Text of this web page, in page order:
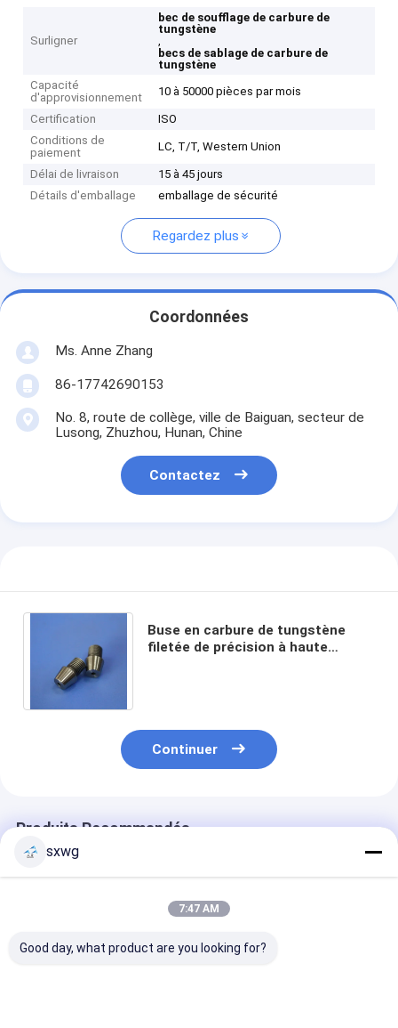
Surligner
bec de soufflage de carbure de
tungstène
,
becs de sablage de carbure de
tungstène
Capacité
d'approvisionnement
10 à 50000 pièces par mois
Certification
ISO
Conditions de
paiement
LC, T/T, Western Union
Délai de livraison
15 à 45 jours
Détails d'emballage
emballage de sécurité
Regardez plus
Coordonnées
Ms. Anne Zhang
86-17742690153
No. 8, route de collège, ville de Baiguan, secteur de
Lusong, Zhuzhou, Hunan, Chine
Contactez
Buse en carbure de tungstène
filetée de précision à haute
Continuer
Produits Recommandés
sxwg
7:47 AM
Good day, what product are you looking for?